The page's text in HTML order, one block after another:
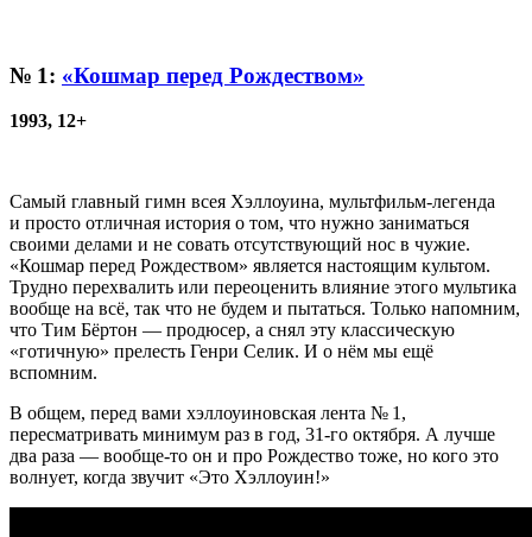
№ 1: «Кошмар перед Рождеством»
1993, 12+
Самый главный гимн всея Хэллоуина, мультфильм-легенда
и просто отличная история о том, что нужно заниматься
своими делами и не совать отсутствующий нос в чужие.
«Кошмар перед Рождеством» является настоящим культом.
Трудно перехвалить или переоценить влияние этого мультика
вообще на всё, так что не будем и пытаться. Только напомним,
что Тим Бёртон — продюсер, а снял эту классическую
«готичную» прелесть Генри Селик. И о нём мы ещё
вспомним.
В общем, перед вами хэллоуиновская лента № 1,
пересматривать минимум раз в год, 31-го октября. А лучше
два раза — вообще-то он и про Рождество тоже, но кого это
волнует, когда звучит «Это Хэллоуин!»